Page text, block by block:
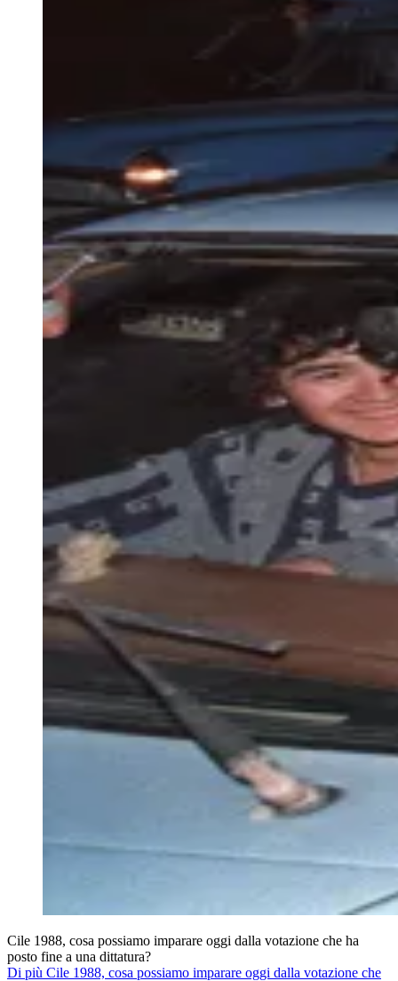
Cile 1988, cosa possiamo imparare oggi dalla votazione che ha
posto fine a una dittatura?
Di più Cile 1988, cosa possiamo imparare oggi dalla votazione che